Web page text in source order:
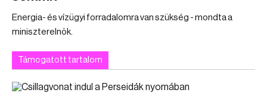
Energia- és vízügyi forradalomra van szükség - mondta a
miniszterelnök.
Támogatott tartalom